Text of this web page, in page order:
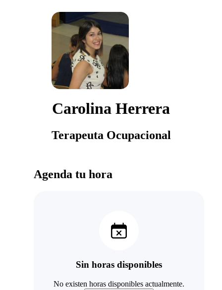
Carolina Herrera
Terapeuta Ocupacional
Agenda tu hora
Sin horas disponibles
No existen horas disponibles actualmente.